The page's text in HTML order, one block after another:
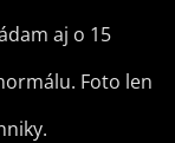
aj o 15
Foto len